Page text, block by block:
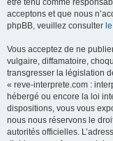
être tenu comme
acceptons et que nous
phpBB, veuillez consulter
Vous acceptez de ne
vulgaire, diffamatoire,
transgresser la législation
« reve-interprete.com :
hébergé ou encore la loi
dispositions, vous vous
nous nous réservons le
autorités officielles.